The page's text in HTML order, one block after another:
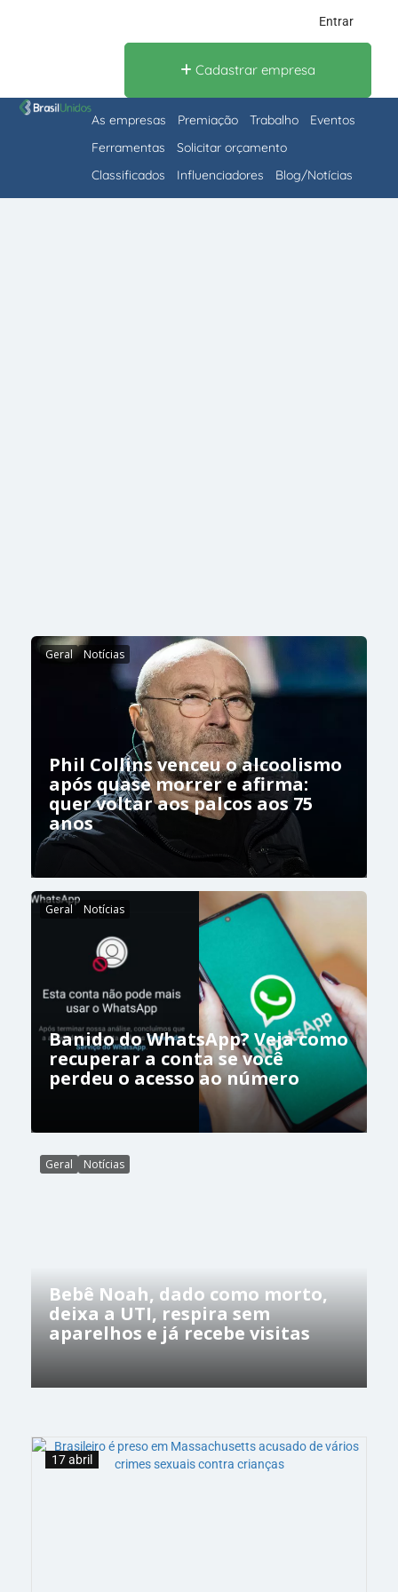
Entrar
Cadastrar empresa
As empresas Premiação Trabalho
Eventos
Ferramentas
Solicitar orçamento
Classificados
Influenciadores Blog/Notícias
Geral Notícias
Phil Collins venceu o alcoolismo
após quase morrer e afirma:
quer voltar aos palcos aos 75
anos
Geral Notícias
Banido do WhatsApp? Veja como
recuperar a conta se você
perdeu o acesso ao número
Geral Notícias
Bebê Noah, dado como morto,
deixa a UTI, respira sem
aparelhos e já recebe visitas
17 abril